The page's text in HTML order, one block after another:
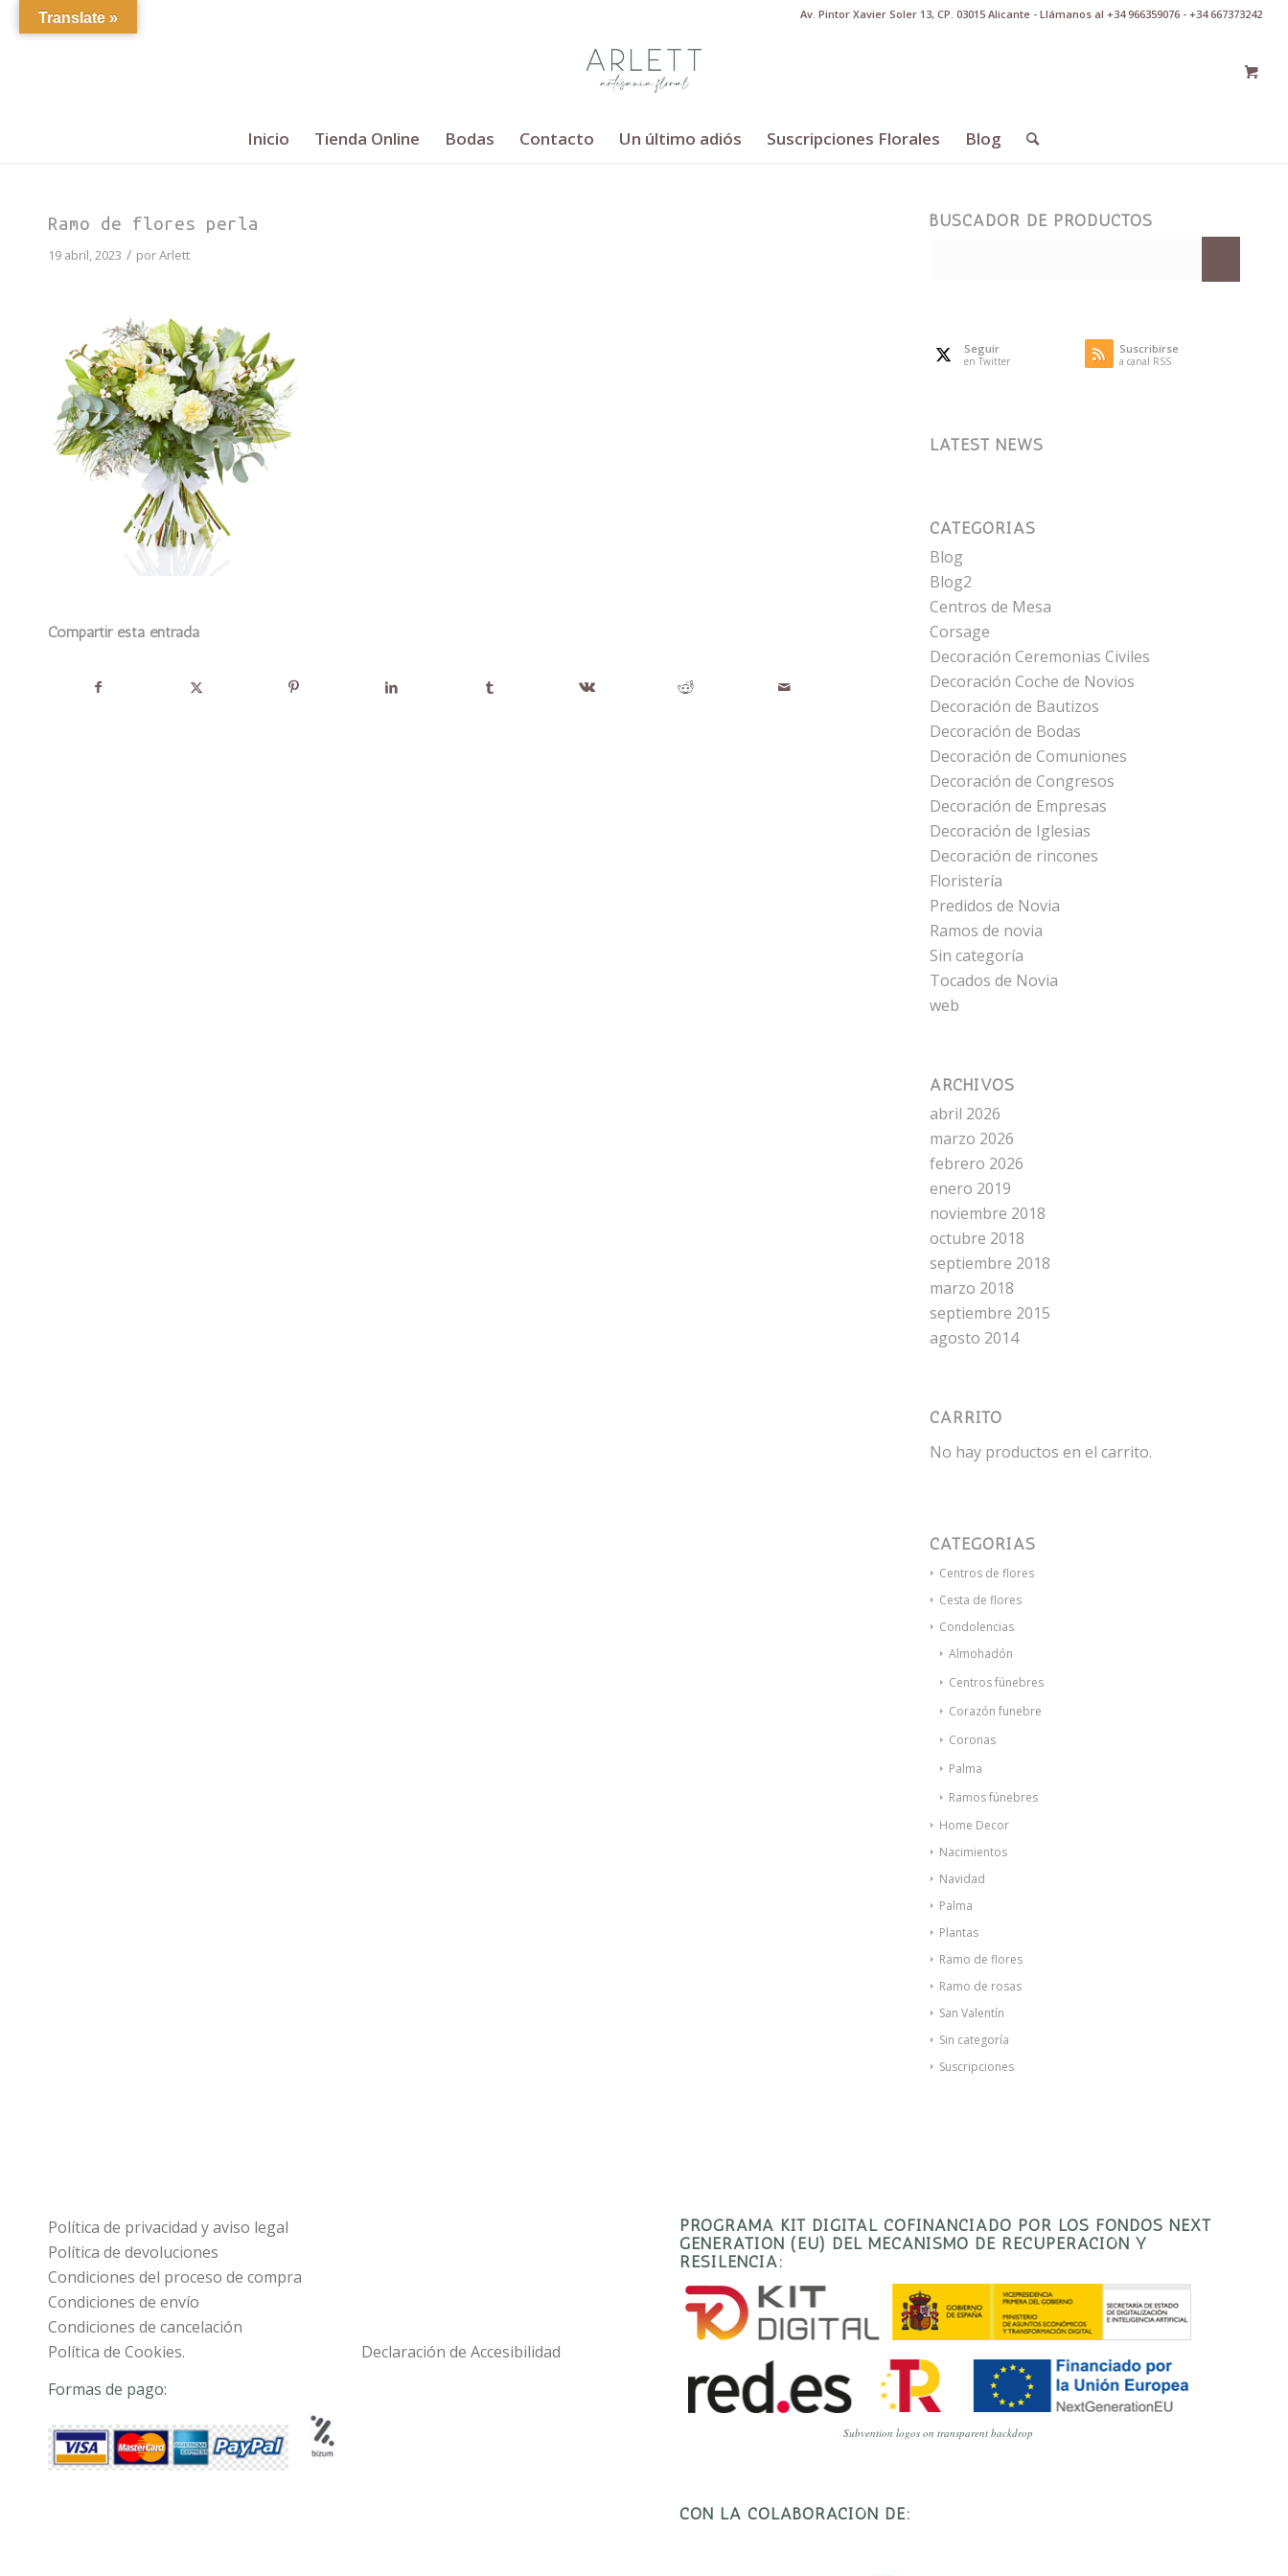
Av. Pintor Xavier Soler 13, CP. 03015 Alicante - Llámanos al +34 966359076 - +34 667373242
Inicio Tienda Online Bodas Contacto Un último adiós Suscripciones Florales Blog
Ramo de flores perla
19 abril, 2023 / porArlett
Compartir esta entrada
BUSCADOR DE PRODUCTOS
Seguir
en Twitter
Suscribirse
a canal RSS
LATEST NEWS
CATEGORÍAS
Blog
Blog2
Centros de Mesa
Corsage
Decoración Ceremonias Civiles
Decoración Coche de Novios
Decoración de Bautizos
Decoración de Bodas
Decoración de Comuniones
Decoración de Congresos
Decoración de Empresas
Decoración de Iglesias
Decoración de rincones
Floristería
Predidos de Novia
Ramos de novia
Sin categoría
Tocados de Novia
web
ARCHIVOS
abril 2026
marzo 2026
febrero 2026
enero 2019
noviembre 2018
octubre 2018
septiembre 2018
marzo 2018
septiembre 2015
agosto 2014
CARRITO
No hay productos en el carrito.
CATEGORÍAS
Centros de flores
Cesta de flores
Condolencias
Almohadón
Centros fúnebres
Corazón funebre
Coronas
Palma
Ramos fúnebres
Home Decor
Nacimientos
Navidad
Palma
Plantas
Ramo de flores
Ramo de rosas
San Valentín
Sin categoría
Suscripciones
Política de privacidad y aviso legal
Política de devoluciones
Condiciones del proceso de compra
Condiciones de envío
Condiciones de cancelación
Política de Cookies.
Declaración de Accesibilidad
Formas de pago:
PROGRAMA KIT DIGITAL COFINANCIADO POR LOS FONDOS NEXT
GENERATION (EU) DEL MECANISMO DE RECUPERACIÓN Y
RESILENCIA:
Subvention logos on transparent backdrop
CON LA COLABORACIÓN DE:
Translate »